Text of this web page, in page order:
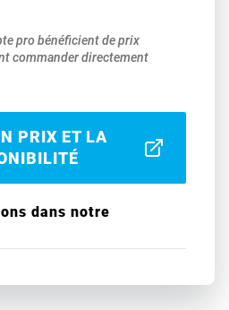
pro bénéficient de prix
commander directement
PRIX ET LA
dans notre